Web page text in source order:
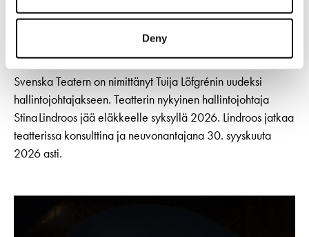
Deny
TIEDOTTEET 4.5.2026
Svenska Teatern saa uuden
hallintojohtajan
Svenska Teatern on nimittänyt Tuija Löfgrénin uudeksi
hallintojohtajakseen. Teatterin nykyinen hallintojohtaja
Stina Lindroos jää eläkkeelle syksyllä 2026. Lindroos jatkaa
teatterissa konsulttina ja neuvonantajana 30. syyskuuta
2026 asti.